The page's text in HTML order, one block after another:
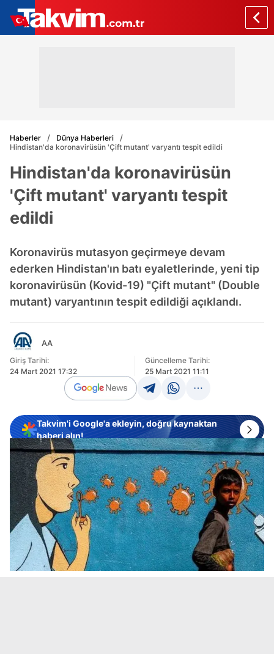
Haberler
Dünya Haberleri
Hindistan'da koronavirüsün 'Çift mutant' varyantı tespit edildi
Hindistan'da koronavirüsün
'Çift mutant' varyantı tespit
edildi
Koronavirüs mutasyon geçirmeye devam
ederken Hindistan'ın batı eyaletlerinde, yeni tip
koronavirüsün (Kovid-19) "Çift mutant" (Double
mutant) varyantının tespit edildiği açıklandı.
AA
Giriş Tarihi:
24 Mart 2021 17:32
Güncelleme Tarihi:
25 Mart 2021 11:11
Takvim'i Google'a ekleyin, doğru kaynaktan
haberi alın!